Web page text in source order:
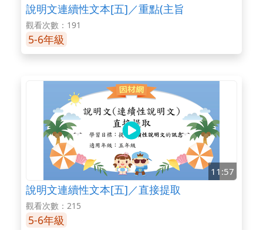
說明文連續性文本[五]／重點(主旨
觀看次數：191
5-6年級
11:57
說明文連續性文本[五]／直接提取
觀看次數：215
5-6年級